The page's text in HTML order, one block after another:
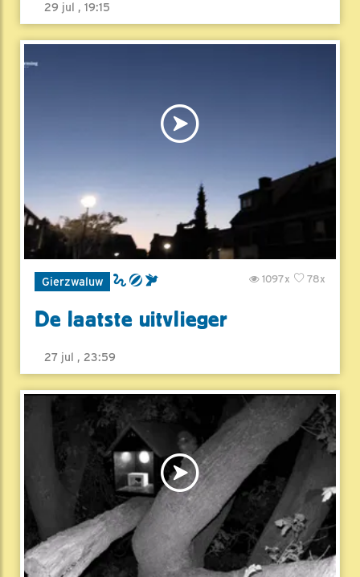
29 jul , 19:15
Gierzwaluw 78x
1097x
De laatste uitvlieger
27 jul , 23:59